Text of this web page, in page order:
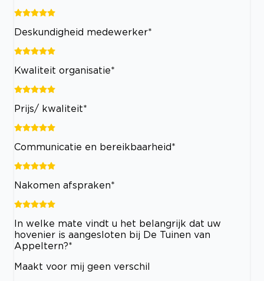
Deskundigheid medewerker*
Kwaliteit organisatie*
Prijs/ kwaliteit*
Communicatie en bereikbaarheid*
Nakomen afspraken*
In welke mate vindt u het belangrijk dat uw
hovenier is aangesloten bij De Tuinen van
Appeltern?*
Maakt voor mij geen verschil